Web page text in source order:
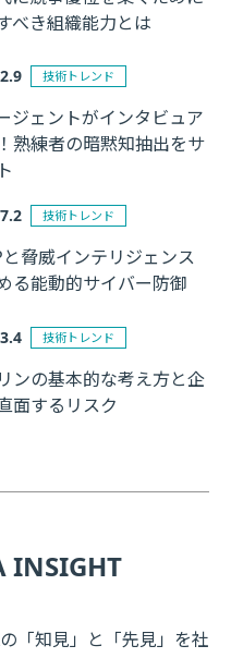
べき組織能力とは
技術トレンド
ジェントがインタビュア
熟練者の暗黙知抽出をサ
技術トレンド
脅威インテリジェンス
る能動的サイバー防御
技術トレンド
ンの基本的な考え方と企
面するリスク
INSIGHT
「知見」と「先見」を社